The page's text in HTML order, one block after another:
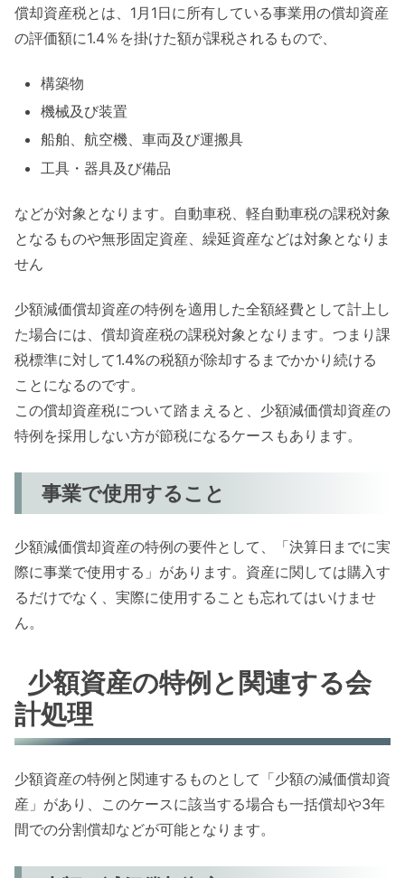
償却資産税とは、1月1日に所有している事業用の償却資産
の評価額に1.4％を掛けた額が課税されるもので、
構築物
機械及び装置
船舶、航空機、車両及び運搬具
工具・器具及び備品
などが対象となります。自動車税、軽自動車税の課税対象
となるものや無形固定資産、繰延資産などは対象となりま
せん
少額減価償却資産の特例を適用した全額経費として計上し
た場合には、償却資産税の課税対象となります。つまり課
税標準に対して1.4%の税額が除却するまでかかり続ける
ことになるのです。
この償却資産税について踏まえると、少額減価償却資産の
特例を採用しない方が節税になるケースもあります。
事業で使用すること
少額減価償却資産の特例の要件として、「決算日までに実
際に事業で使用する」があります。資産に関しては購入す
るだけでなく、実際に使用することも忘れてはいけませ
ん。
少額資産の特例と関連する会
計処理
少額資産の特例と関連するものとして「少額の減価償却資
産」があり、このケースに該当する場合も一括償却や3年
間での分割償却などが可能となります。